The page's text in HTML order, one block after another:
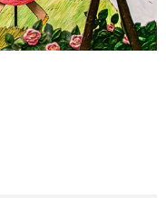
Español